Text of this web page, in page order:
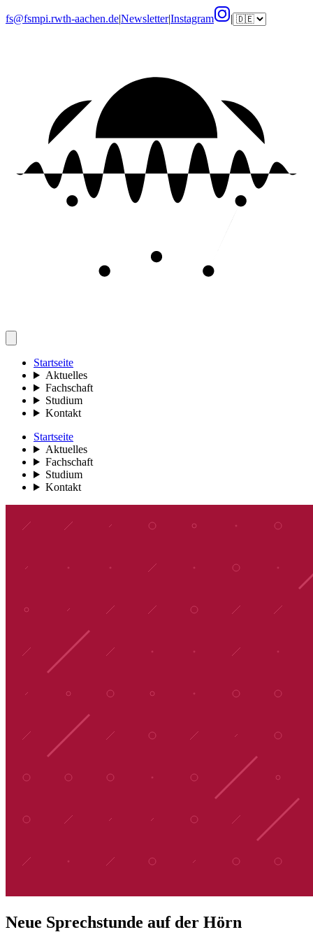
fs@fsmpi.rwth-aachen.de|Newsletter|Instagram |
Startseite
Aktuelles
Fachschaft
Studium
Kontakt
Startseite
Aktuelles
Fachschaft
Studium
Kontakt
Neue Sprechstunde auf der Hörn